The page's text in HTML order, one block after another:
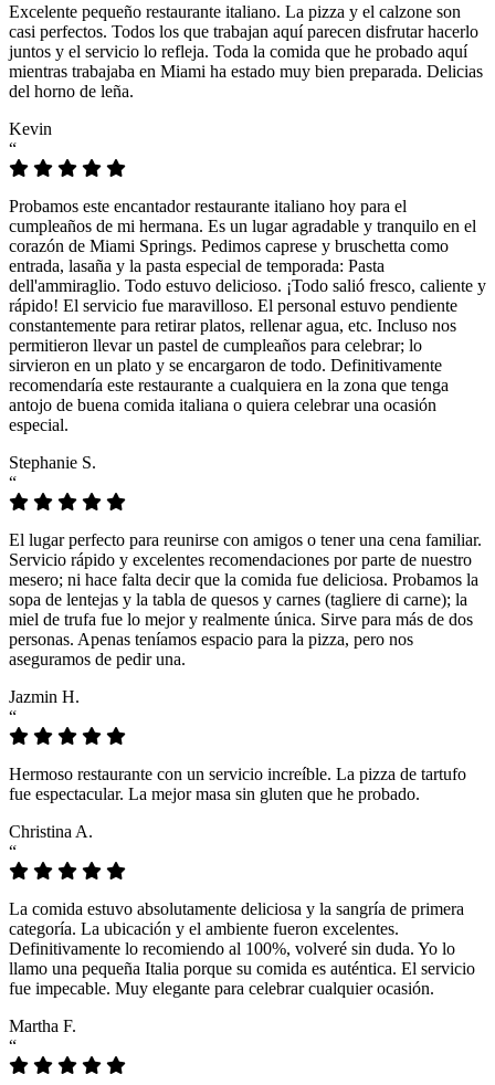
Excelente pequeño restaurante italiano. La pizza y el calzone son
casi perfectos. Todos los que trabajan aquí parecen disfrutar hacerlo
juntos y el servicio lo refleja. Toda la comida que he probado aquí
mientras trabajaba en Miami ha estado muy bien preparada. Delicias
del horno de leña.
Kevin
“
Probamos este encantador restaurante italiano hoy para el
cumpleaños de mi hermana. Es un lugar agradable y tranquilo en el
corazón de Miami Springs. Pedimos caprese y bruschetta como
entrada, lasaña y la pasta especial de temporada: Pasta
dell'ammiraglio. Todo estuvo delicioso. ¡Todo salió fresco, caliente y
rápido! El servicio fue maravilloso. El personal estuvo pendiente
constantemente para retirar platos, rellenar agua, etc. Incluso nos
permitieron llevar un pastel de cumpleaños para celebrar; lo
sirvieron en un plato y se encargaron de todo. Definitivamente
recomendaría este restaurante a cualquiera en la zona que tenga
antojo de buena comida italiana o quiera celebrar una ocasión
especial.
Stephanie S.
“
El lugar perfecto para reunirse con amigos o tener una cena familiar.
Servicio rápido y excelentes recomendaciones por parte de nuestro
mesero; ni hace falta decir que la comida fue deliciosa. Probamos la
sopa de lentejas y la tabla de quesos y carnes (tagliere di carne); la
miel de trufa fue lo mejor y realmente única. Sirve para más de dos
personas. Apenas teníamos espacio para la pizza, pero nos
aseguramos de pedir una.
Jazmin H.
“
Hermoso restaurante con un servicio increíble. La pizza de tartufo
fue espectacular. La mejor masa sin gluten que he probado.
Christina A.
“
La comida estuvo absolutamente deliciosa y la sangría de primera
categoría. La ubicación y el ambiente fueron excelentes.
Definitivamente lo recomiendo al 100%, volveré sin duda. Yo lo
llamo una pequeña Italia porque su comida es auténtica. El servicio
fue impecable. Muy elegante para celebrar cualquier ocasión.
Martha F.
“